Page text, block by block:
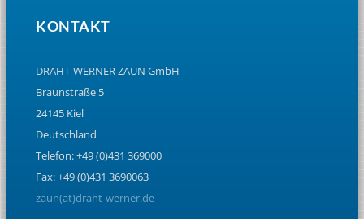
KONTAKT
DRAHT-WERNER ZAUN GmbH
Braunstraße 5
24145 Kiel
Deutschland
Telefon: +49 (0)431 369000
Fax: +49 (0)431 3690063
zaun(at)draht-werner.de